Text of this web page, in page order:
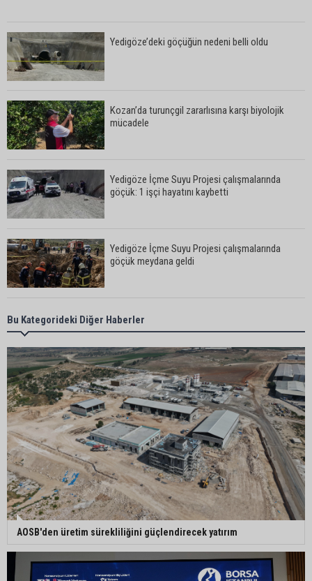
Yedigöze’deki göçüğün nedeni belli oldu
Kozan’da turunçgil zararlısına karşı biyolojik
mücadele
Yedigöze İçme Suyu Projesi çalışmalarında
göçük: 1 işçi hayatını kaybetti
Yedigöze İçme Suyu Projesi çalışmalarında
göçük meydana geldi
Müzeyyen Şevkin’den Çocuk Koruma Kanunu
Teklifi’ne eleştiri: “Öncelik ceza değil, önlemedir”
Adana’da sıcağın boyutu: Asfaltta yumurta pişti
Yeni Parti'de Seyhan İlçe Başkanlığına Mehmet
Şahin Gümüş getirildi
Adanalı araştırmacı Burhan Eptemli CHP’de
başkan yardımcısı oldu
Bu Kategorideki Diğer Haberler
⁠AOSB'den üretim sürekliliğini güçlendirecek yatırım